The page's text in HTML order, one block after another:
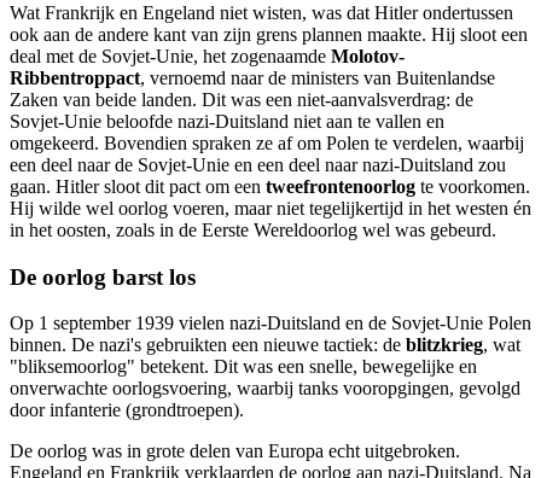
Wat Frankrijk en Engeland niet wisten, was dat Hitler ondertussen
ook aan de andere kant van zijn grens plannen maakte. Hij sloot een
deal met de Sovjet-Unie, het zogenaamde Molotov-
Ribbentroppact, vernoemd naar de ministers van Buitenlandse
Zaken van beide landen. Dit was een niet-aanvalsverdrag: de
Sovjet-Unie beloofde nazi-Duitsland niet aan te vallen en
omgekeerd. Bovendien spraken ze af om Polen te verdelen, waarbij
een deel naar de Sovjet-Unie en een deel naar nazi-Duitsland zou
gaan. Hitler sloot dit pact om een tweefrontenoorlog te voorkomen.
Hij wilde wel oorlog voeren, maar niet tegelijkertijd in het westen én
in het oosten, zoals in de Eerste Wereldoorlog wel was gebeurd.
De oorlog barst los
Op 1 september 1939 vielen nazi-Duitsland en de Sovjet-Unie Polen
binnen. De nazi's gebruikten een nieuwe tactiek: de blitzkrieg, wat
"bliksemoorlog" betekent. Dit was een snelle, bewegelijke en
onverwachte oorlogsvoering, waarbij tanks vooropgingen, gevolgd
door infanterie (grondtroepen).
De oorlog was in grote delen van Europa echt uitgebroken.
Engeland en Frankrijk verklaarden de oorlog aan nazi-Duitsland. Na